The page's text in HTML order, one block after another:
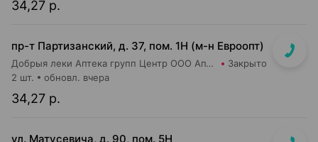
34,27 р.
пр-т Партизанский, д. 37, пом. 1Н (м-н Евроопт)
Добрыя леки Аптека групп Центр ООО Аптека №73 Закрыто
34,27 р.
2 шт. обновл. вчера
ул. Матусевича, д. 90, пом. 5Н